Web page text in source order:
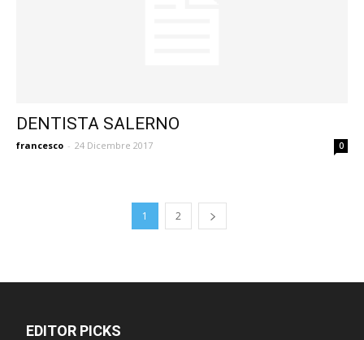
DENTISTA SALERNO
francesco - 24 Dicembre 2017 0
1 2
EDITOR PICKS